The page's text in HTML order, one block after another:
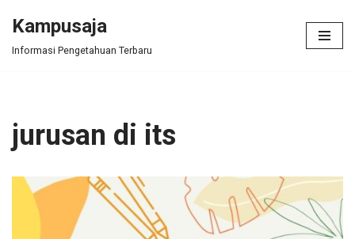
Skip
Kampusaja
Informasi Pengetahuan Terbaru
jurusan di its